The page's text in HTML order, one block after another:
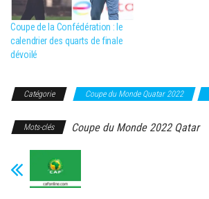
Coupe de la Confédération : le
calendrier des quarts de finale
dévoilé
Catégorie Coupe du Monde Quatar 2022
Mots-clés Coupe du Monde 2022 Qatar